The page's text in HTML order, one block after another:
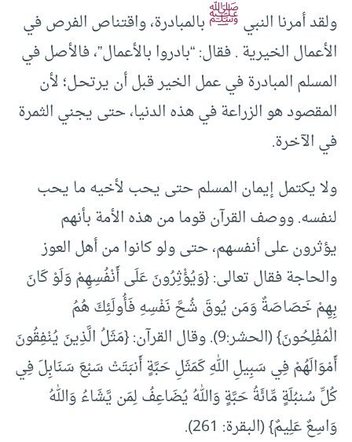
ولقد أمرنا النبيﷺبالمبادرة، واقتناص الفرص في
الأعمال الخيرية . فقال: “بادروا بالأعمال”، فالأصل في
المسلم المبادرة في عمل الخير قبل أن يرتحـل؛ لأن
المقصود هو الزراعة في هذه الدنيا، حتى يجني الثمرة
في الآخرة.
ولا يكتمل إيمان المسلم حتى يحب لأخيه ما يحب
لنفسه. ووصف القرآن قوما من هذه الأمة بأنهم
يؤثرون على أنفسهم، حتى ولو كانوا من أهل العوز
والحاجة فقال تعالى: {وَيُؤْثِرُونَ عَلَى أَنْفُسِهِمْ وَلَوْ كَانَ
بِهِمْ خَصَاصَةٌ وَمَن يُوقَ شُحَّ نَفْسِهِ فَأُولَئِكَ هُمُ
الْمُفْلِحُونَ} (الحشر:9). وقال القرآن: {مَثَلُ الَّذِينَ يُنْفِقُونَ
أَمْوَالَهُمْ فِي سَبِيلِ اللهِ كَمَثَلِ حَبَّةٍ أَنبَتَتْ سَبْعَ سَنَابِلَ فِي
كُلِّ سُنبُلَةٍ مِّائَةُ حَبَّةٍ وَاللهُ يُضَاعِفُ لِمَن يَّشَاءُ وَاللهُ
وَاسِعٌ عَلِيمٌ} (البقرة: 261).